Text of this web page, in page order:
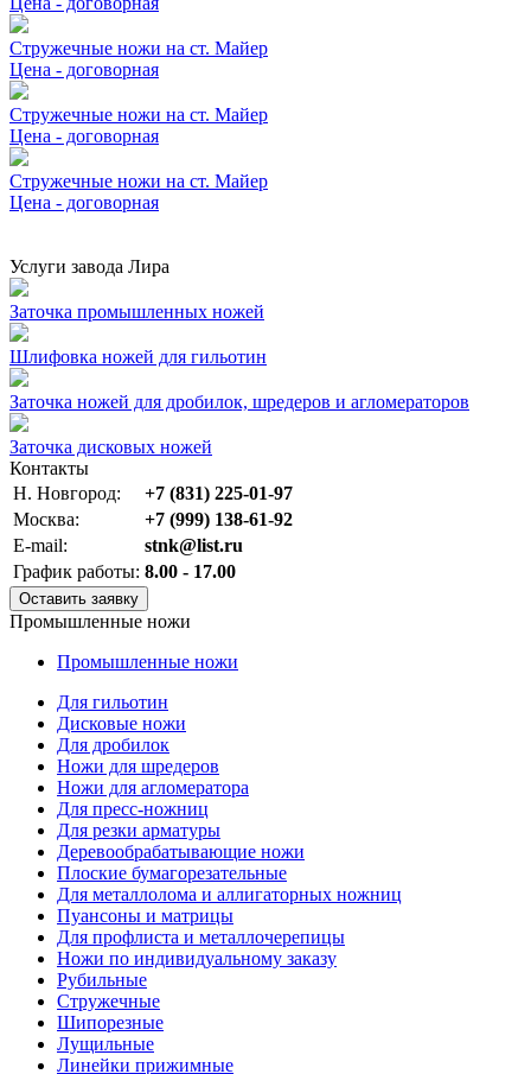
Стружечные ножи на ст. Майер
Цена - договорная
Стружечные ножи на ст. Майер
Цена - договорная
Стружечные ножи на ст. Майер
Цена - договорная
Услуги завода Лира
Заточка промышленных ножей
Шлифовка ножей для гильотин
Заточка ножей для дробилок, шредеров и агломераторов
Заточка дисковых ножей
Контакты
Н. Новгород:
+7 (831) 225-01-97
Москва:
+7 (999) 138-61-92
E-mail:
stnk@list.ru
График работы: 8.00 - 17.00
Оставить заявку
Промышленные ножи
Промышленные ножи
Для гильотин
Дисковые ножи
Для дробилок
Ножи для шредеров
Ножи для агломератора
Для пресс-ножниц
Для резки арматуры
Деревообрабатывающие ножи
Плоские бумагорезательные
Для металлолома и аллигаторных ножниц
Пуансоны и матрицы
Для профлиста и металлочерепицы
Ножи по индивидуальному заказу
Рубильные
Стружечные
Шипорезные
Лущильные
Линейки прижимные